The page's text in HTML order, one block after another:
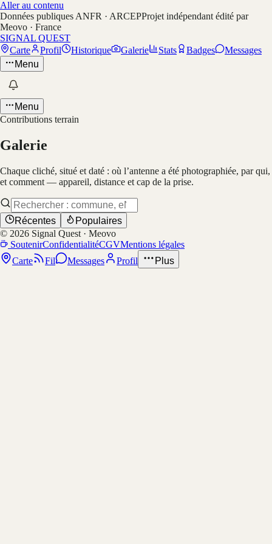
Aller au contenu
Données publiques ANFR · ARCEPProjet indépendant édité par
Meovo · France
SIGNAL QUEST
Carte
Profil Historique Galerie Stats Badges
Messages
Menu
Menu
Contributions terrain
Galerie
Chaque cliché, situé et daté : où l’antenne a été photographiée, par qui,
et comment — appareil, distance et cap de la prise.
Récentes
Populaires
© 2026 Signal Quest · Meovo
SoutenirConfidentialitéCGVMentions légales
Carte
Fil Messages Profil Plus